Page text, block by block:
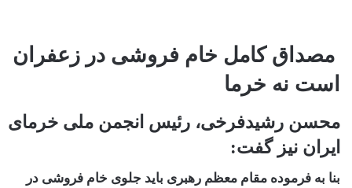
مصداق کامل خام فروشی در زعفران
است نه خرما
محسن رشیدفرخی، رئیس انجمن ملی خرمای
ایران نیز گفت:
بنا به فرموده مقام معظم رهبری باید جلوی خام فروشی در